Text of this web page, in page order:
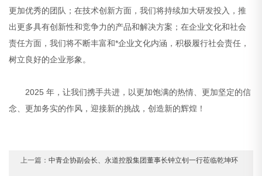
更加优秀的团队；在技术创新方面，我们将持续加大研发投入，推
出更多具有创新性和竞争力的产品和解决方案；在企业文化和社会
责任方面，我们将不断丰富和*企业文化内涵，积极履行社会责任，
树立良好的企业形象。
2025 年，让我们携手共进，以更加饱满的热情、更加坚定的信
念、更加务实的作风，迎接新的挑战，创造新的辉煌！
上一篇：中青企协副会长、永道控股集团董事长钟立钊一行莅临乾坤环